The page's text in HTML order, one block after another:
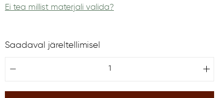
Ei tea millist materjali valida?
Saadaval järeltellimisel
t